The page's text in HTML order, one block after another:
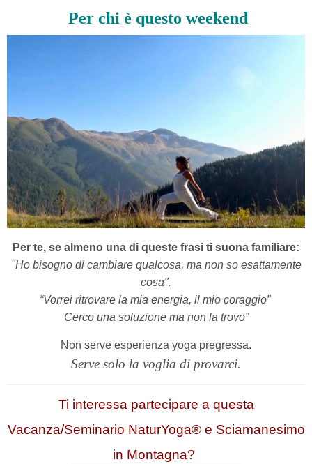
Per chi è questo weekend
Per te, se almeno una di queste frasi ti suona familiare:
"Ho bisogno di cambiare qualcosa, ma non so esattamente
cosa".
“Vorrei ritrovare la mia energia, il mio coraggio”
Cerco una soluzione ma non la trovo”
Non serve esperienza yoga pregressa.
Serve solo la voglia di provarci.
Ti interessa partecipare a questa
Vacanza/Seminario NaturYoga® e Sciamanesimo
in Montagna?